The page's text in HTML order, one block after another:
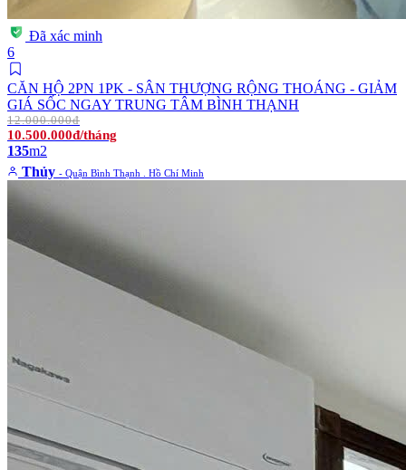
Đã xác minh
6
CĂN HỘ 2PN 1PK - SÂN THƯỢNG RỘNG THOÁNG - GIẢM
GIÁ SỐC NGAY TRUNG TÂM BÌNH THẠNH
12.000.000đ
10.500.000đ/tháng
135m2
Thủy - Quận Bình Thạnh . Hồ Chí Minh